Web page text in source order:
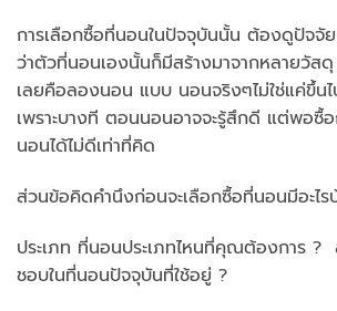
การเลือกซื้อที่นอนในปัจจุบันนั้น ต้องดูปัจจัย
ว่าตัวที่นอนเองนั้นก็มีสร้างมาจากหลายวัส
เลยคือลองนอน แบบ นอนจริงๆไม่ใช่แค่ขึ้น
เพราะบางที ตอนนอนอาจจะรู้สึกดี แต่พอซื้
นอนได้ไม่ดีเท่าที่คิด
ส่วนข้อคิดคำนึงก่อนจะเลือกซื้อที่นอนมีอะไ
ประเภท ที่นอนประเภทไหนที่คุณต้องการ
ชอบในที่นอนปัจจุบันที่ใช้อยู่ ?